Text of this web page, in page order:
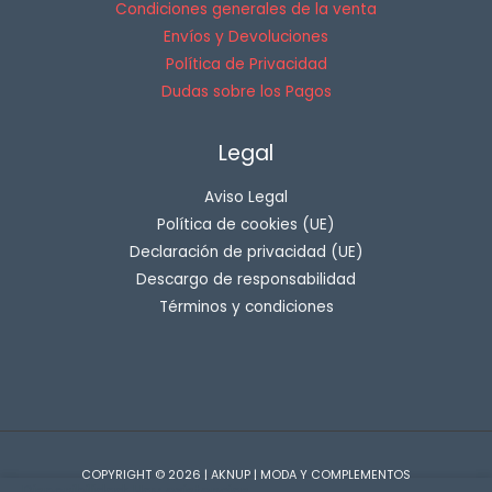
Condiciones generales de la venta
Envíos y Devoluciones
Política de Privacidad
Dudas sobre los Pagos
Legal
Aviso Legal
Política de cookies (UE)
Declaración de privacidad (UE)
Descargo de responsabilidad
Términos y condiciones
COPYRIGHT © 2026 | AKNUP | MODA Y COMPLEMENTOS